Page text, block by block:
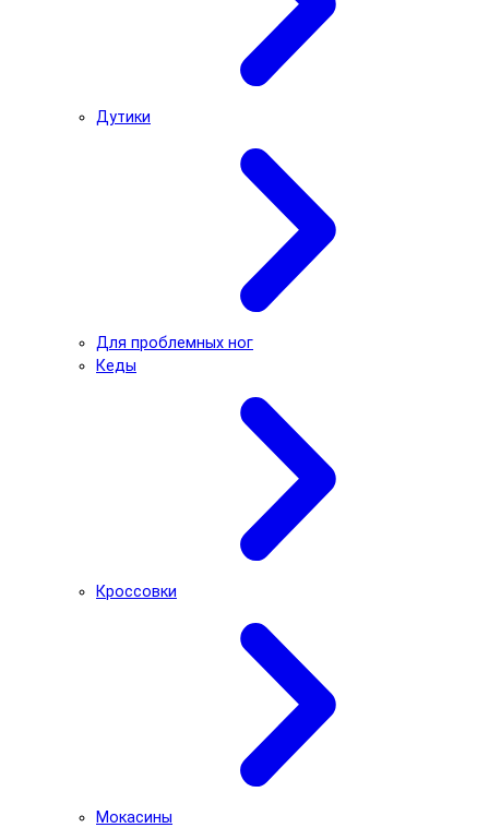
Дутики
Для проблемных ног
Кеды
Кроссовки
Мокасины